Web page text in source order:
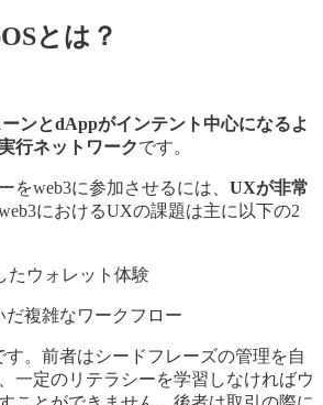
とは？
ンとdAppがインテント中心になるよ
行ネットワークです。
をweb3に参加させるには、 UXが非常
におけるUXの課題は主に以下の2
たウォレット体験
だ複雑なワークフロー
す。前者はシードフレーズの管理を自
一定のリテラシーを学習しなければウ